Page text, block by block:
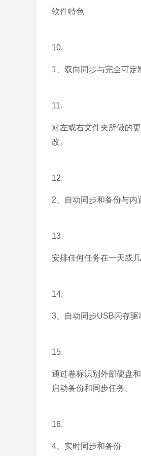
软件特色
10.
1、双向同步与完全可定
11.
对左或右文件夹所做的
改。
12.
2、自动同步和备份与内
13.
安排任何任务在一天或
14.
3、自动同步USB闪存驱
15.
通过卷标识别外部硬盘
启动备份和同步任务。
16.
4、实时同步和备份